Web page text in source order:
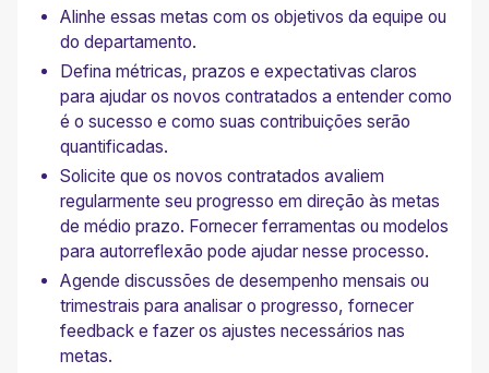
Alinhe essas metas com os objetivos da equipe ou
do departamento.
Defina métricas, prazos e expectativas claros
para ajudar os novos contratados a entender como
é o sucesso e como suas contribuições serão
quantificadas.
Solicite que os novos contratados avaliem
regularmente seu progresso em direção às metas
de médio prazo. Fornecer ferramentas ou modelos
para autorreflexão pode ajudar nesse processo.
Agende discussões de desempenho mensais ou
trimestrais para analisar o progresso, fornecer
feedback e fazer os ajustes necessários nas
metas.